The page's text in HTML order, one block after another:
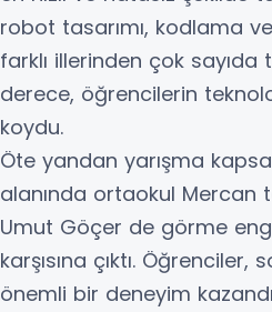
robot tasarımı, kodlama
farklı illerinden çok sayıda
derece, öğrencilerin
koydu.
Öte yandan yarışma
alanında ortaokul Mercan
Umut Göçer de görme
karşısına çıktı.
önemli bir deneyim